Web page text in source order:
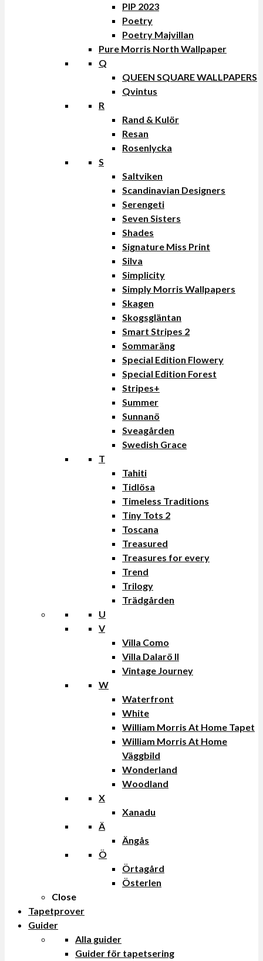
PIP 2023
Poetry
Poetry Majvillan
Pure Morris North Wallpaper
Q
QUEEN SQUARE WALLPAPERS
Qvintus
R
Rand & Kulör
Resan
Rosenlycka
S
Saltviken
Scandinavian Designers
Serengeti
Seven Sisters
Shades
Signature Miss Print
Silva
Simplicity
Simply Morris Wallpapers
Skagen
Skogsgläntan
Smart Stripes 2
Sommaräng
Special Edition Flowery
Special Edition Forest
Stripes+
Summer
Sunnanö
Sveagården
Swedish Grace
T
Tahiti
Tidlösa
Timeless Traditions
Tiny Tots 2
Toscana
Treasured
Treasures for every
Trend
Trilogy
Trädgården
U
V
Villa Como
Villa Dalarö II
Vintage Journey
W
Waterfront
White
William Morris At Home Tapet
William Morris At Home
Väggbild
Wonderland
Woodland
X
Xanadu
Ä
Ängås
Ö
Örtagård
Österlen
Close
Tapetprover
Guider
Alla guider
Guider för tapetsering